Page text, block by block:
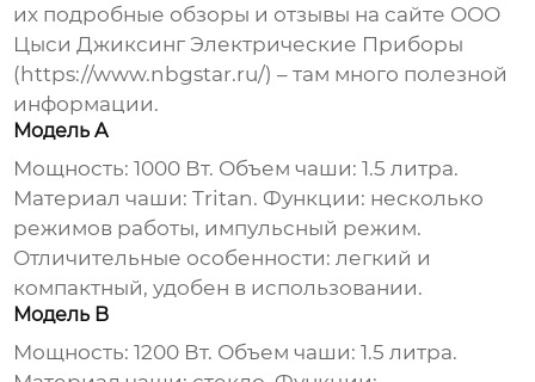
их подробные обзоры и отзывы на сайте ООО
Цыси Джиксинг Электрические Приборы
(https://www.nbgstar.ru/) – там много полезной
информации.
Модель A
Мощность: 1000 Вт. Объем чаши: 1.5 литра.
Материал чаши: Tritan. Функции: несколько
режимов работы, импульсный режим.
Отличительные особенности: легкий и
компактный, удобен в использовании.
Модель B
Мощность: 1200 Вт. Объем чаши: 1.5 литра.